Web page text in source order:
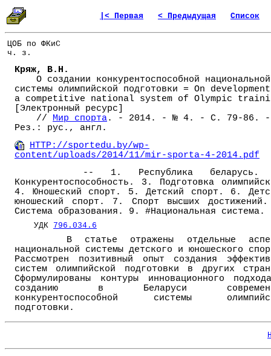
|< Первая < Предыдущая Список
ЦОБ по ФКиС
ч. з.
Кряж, В.Н.
О создании конкурентоспособной национальной
системы олимпийской подготовки = On
a competitive national system of Olympic
[Электронный ресурс]
// Мир спорта. - 2014. - № 4. - С. 79-86. -
Рез.: рус., англ.
HTTP://sportedu.by/wp-
content/uploads/2014/11/mir-sporta-4-2014.pdf
-- 1. Республика беларусь.
Конкурентоспособность. 3. Подготовка
4. Юношеский спорт. 5. Детский спорт. 6.
юношеский спорт. 7. Спорт высших
Система образования. 9. #Национальная система.
УДК 796.034.6
В статье отражены отдельные
национальной системы детского и юношеского
Рассмотрен позитивный опыт создания
систем олимпийской подготовки в других
Сформулированы контуры инновационного
созданию в Беларуси
конкурентоспособной системы
подготовки.